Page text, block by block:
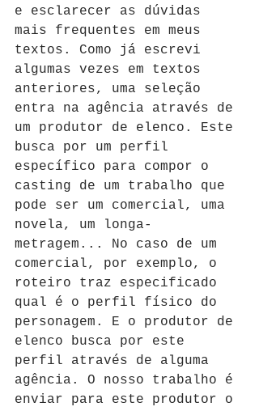
e esclarecer as dúvidas
mais frequentes em meus
textos. Como já escrevi
algumas vezes em textos
anteriores, uma seleção
entra na agência através de
um produtor de elenco. Este
busca por um perfil
específico para compor o
casting de um trabalho que
pode ser um comercial, uma
novela, um longa-
metragem... No caso de um
comercial, por exemplo, o
roteiro traz especificado
qual é o perfil físico do
personagem. E o produtor de
elenco busca por este
perfil através de alguma
agência. O nosso trabalho é
enviar para este produtor o